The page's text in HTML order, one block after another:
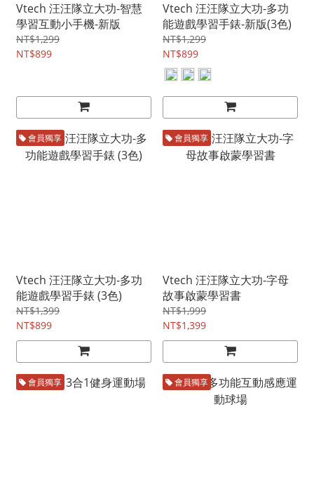
Vtech 汪汪隊立大功-智慧
學習互動小手機-新版
NT$1,299
NT$899
Vtech 汪汪隊立大功-多功
能遊戲學習手錶-新版(3色)
NT$1,299
NT$899
會員獨享
Vtech 汪汪隊立大功-多功
能遊戲學習手錶 (3色)
NT$1,399
NT$899
會員獨享
Vtech 汪汪隊立大功-字母
故事啟蒙學習書
NT$1,999
NT$1,399
會員獨享 會員獨享